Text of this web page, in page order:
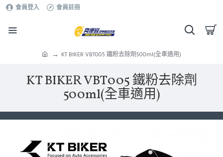
會員登入 會員註冊
KT BIKER VBT005 鐵粉去除劑500ml(全車適用)
KT BIKER VBT005 鐵粉去除劑
500ml(全車適用)